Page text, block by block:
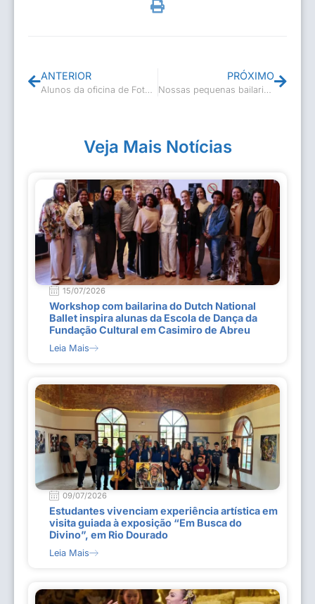
ANTERIOR
Alunos da oficina de Fotografia e edição de vídeo participaram de palestra sobre a Lei Aldir Blanc
PRÓXIMO
Nossas pequenas bailarinas arrasaram na abertura da Festa de Professor Souza
Veja Mais Notícias
15/07/2026
Workshop com bailarina do Dutch National
Ballet inspira alunas da Escola de Dança da
Fundação Cultural em Casimiro de Abreu
Leia Mais
09/07/2026
Estudantes vivenciam experiência artística em
visita guiada à exposição “Em Busca do
Divino”, em Rio Dourado
Leia Mais